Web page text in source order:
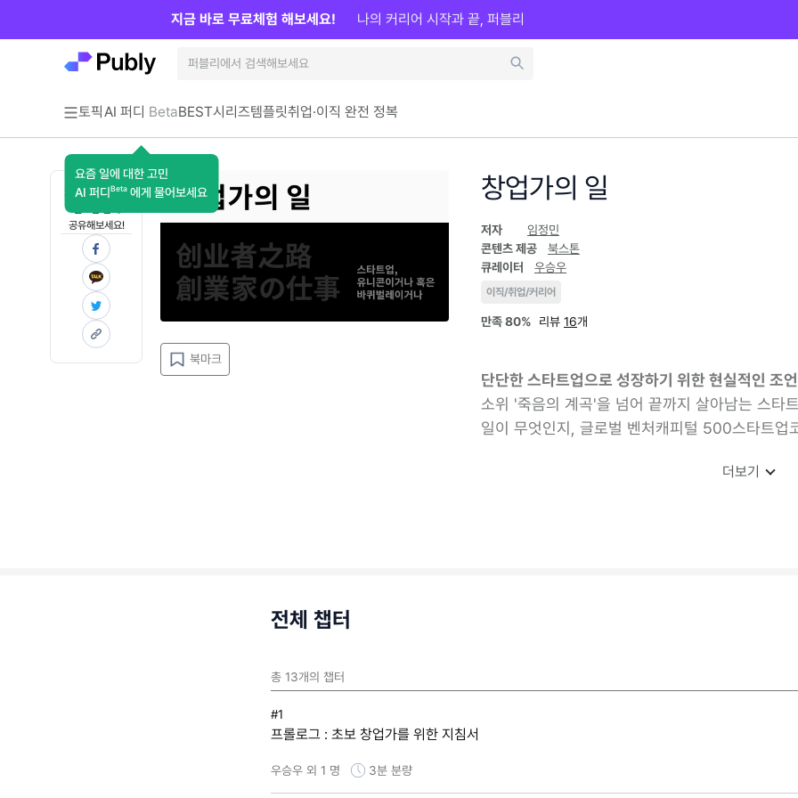
토픽AI 퍼디 Beta
요즘 일에 대한 고민
AI 퍼디 Beta 에게 물어보세요
BEST시리즈템플릿취업·이직 완전 정복
지금 바로 무료체험 해보세요! 나의 커리어 시작과 끝, 퍼블리
지금 인사이트가
공유해보세요!
북마크
창업가의 일
저자
임정민
콘텐츠 제공
북스톤
큐레이터
우승우
이직/취업/커리어
만족80% 리뷰 16개
단단한 스타트업으로 성장하기 위한 현실적인 조
소위 '죽음의 계곡'을 넘어 끝까지 살아남는 스타
일이 무엇인지, 글로벌 벤처캐피털 500스타트
더보기
전체 챕터
총 13개의 챕터
#1
프롤로그 : 초보 창업가를 위한 지침서
우승우 외 1 명 3분 분량